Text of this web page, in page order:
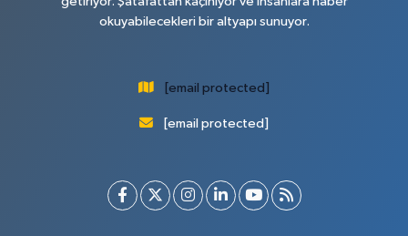
okuyabilecekleri bir altyapı sunuyor.
[email protected]
[email protected]